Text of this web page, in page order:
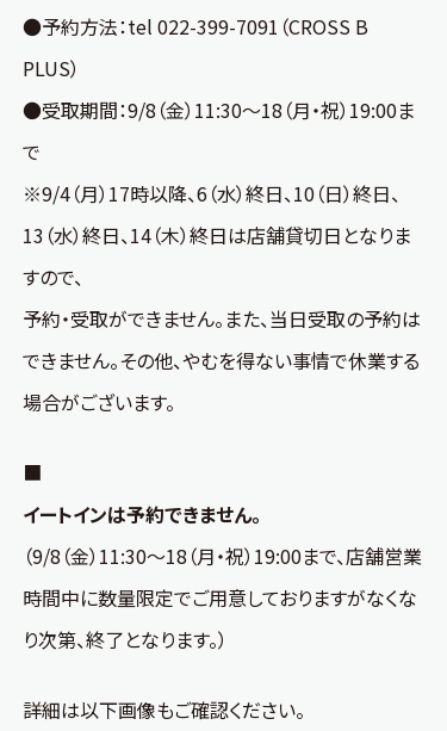
●予約方法：tel 022-399-7091（CROSS B
PLUS）
●受取期間：9/8（金）11:30～18（月・祝）19:00ま
で
※9/4（月）17時以降、6（水）終日、10（日）終日、
13（水）終日、14（木）終日は店舗貸切日となりま
すので、
予約・受取ができません。また、当日受取の予約は
できません。その他、やむを得ない事情で休業する
場合がございます。
■
イートインは予約できません。
（9/8（金）11:30～18（月・祝）19:00まで、店舗営業
時間中に数量限定でご用意しておりますがなくな
り次第、終了となります。）
詳細は以下画像もご確認ください。